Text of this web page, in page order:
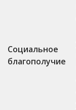
Социальное
благополучие